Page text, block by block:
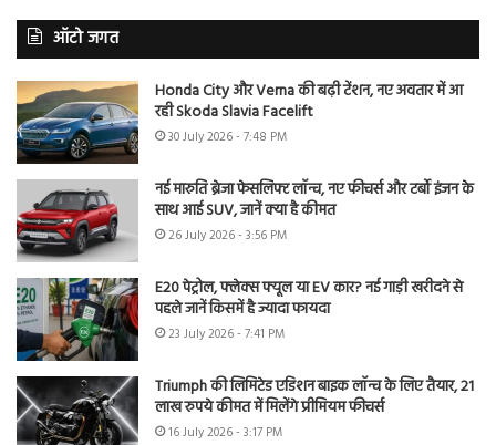
ऑटो जगत
Honda City और Verna की बढ़ी टेंशन, नए अवतार में आ
रही Skoda Slavia Facelift
30 July 2026 - 7:48 PM
नई मारुति ब्रेजा फेसलिफ्ट लॉन्च, नए फीचर्स और टर्बो इंजन के
साथ आई SUV, जानें क्या है कीमत
26 July 2026 - 3:56 PM
E20 पेट्रोल, फ्लेक्स फ्यूल या EV कार? नई गाड़ी खरीदने से
पहले जानें किसमें है ज्यादा फायदा
23 July 2026 - 7:41 PM
Triumph की लिमिटेड एडिशन बाइक लॉन्च के लिए तैयार, 21
लाख रुपये कीमत में मिलेंगे प्रीमियम फीचर्स
16 July 2026 - 3:17 PM